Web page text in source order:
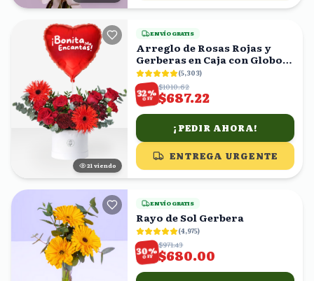
20 viendo
ENVÍO GRATIS
Arreglo de Rosas Rojas y
Gerberas en Caja con Globo
Corazón
(5,303)
32%
OFF
$1010.62
$687.22
¡PEDIR AHORA!
ENTREGA URGENTE
ENVÍO GRATIS
Rayo de Sol Gerbera
(4,975)
30%
OFF
$971.43
$680.00